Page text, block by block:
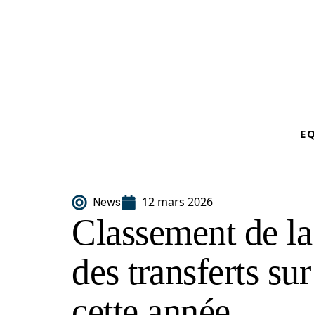
News 12 mars 2026
Classement de
des transferts